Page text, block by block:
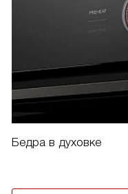
Бедра в духовке